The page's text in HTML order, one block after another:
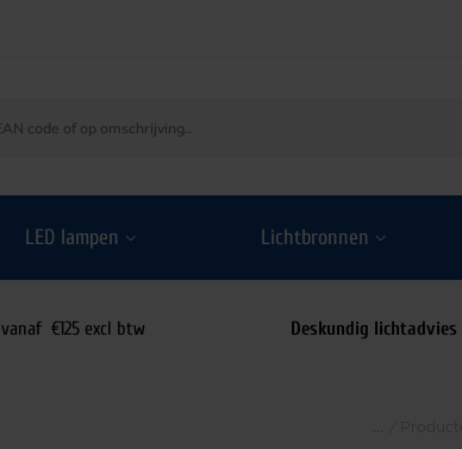
LED lampen Lichtbronnen
vanaf €125 excl btw Deskundig lichtadvies